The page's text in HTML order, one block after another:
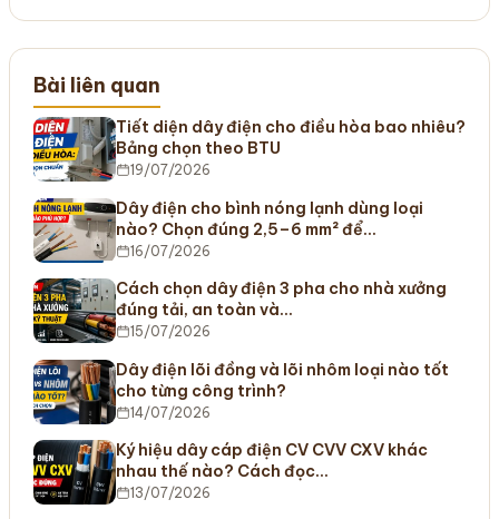
Bài liên quan
Tiết diện dây điện cho điều hòa bao nhiêu?
Bảng chọn theo BTU
19/07/2026
Dây điện cho bình nóng lạnh dùng loại
nào? Chọn đúng 2,5–6 mm² để…
16/07/2026
Cách chọn dây điện 3 pha cho nhà xưởng
đúng tải, an toàn và…
15/07/2026
Dây điện lõi đồng và lõi nhôm loại nào tốt
cho từng công trình?
14/07/2026
Ký hiệu dây cáp điện CV CVV CXV khác
nhau thế nào? Cách đọc…
13/07/2026